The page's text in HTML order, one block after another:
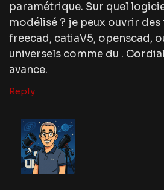
paramétrique. Sur quel
modélisé ? je peux ouvrir
freecad, catiaV5, openscad,
universels comme du .
avance.
Reply